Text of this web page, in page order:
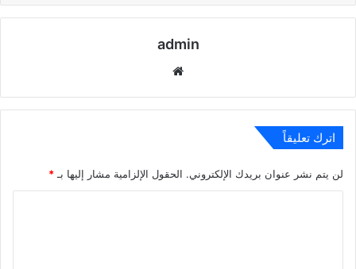
admin
اترك تعليقاً
لن يتم نشر عنوان بريدك الإلكتروني. الحقول الإلزامية مشار إليها بـ *